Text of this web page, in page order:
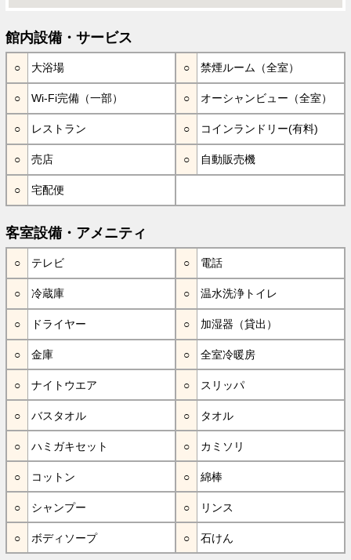
館内設備・サービス
大浴場 禁煙ルーム（全室）
Wi-Fi完備（一部） オーシャンビュー（全室）
レストラン コインランドリー(有料)
売店 自動販売機
宅配便
客室設備・アメニティ
テレビ 電話
冷蔵庫 温水洗浄トイレ
ドライヤー 加湿器（貸出）
金庫 全室冷暖房
ナイトウエア スリッパ
バスタオル タオル
ハミガキセット カミソリ
コットン 綿棒
シャンプー リンス
ボディソープ 石けん